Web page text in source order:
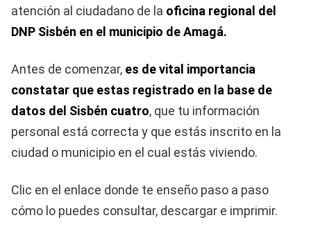
atención al ciudadano de la oficina regional del
DNP Sisbén en el municipio de Amagá.
Antes de comenzar, es de vital importancia
constatar que estas registrado en la base de
datos del Sisbén cuatro, que tu información
personal está correcta y que estás inscrito en la
ciudad o municipio en el cual estás viviendo.
Clic en el enlace donde te enseño paso a paso
cómo lo puedes consultar, descargar e imprimir.